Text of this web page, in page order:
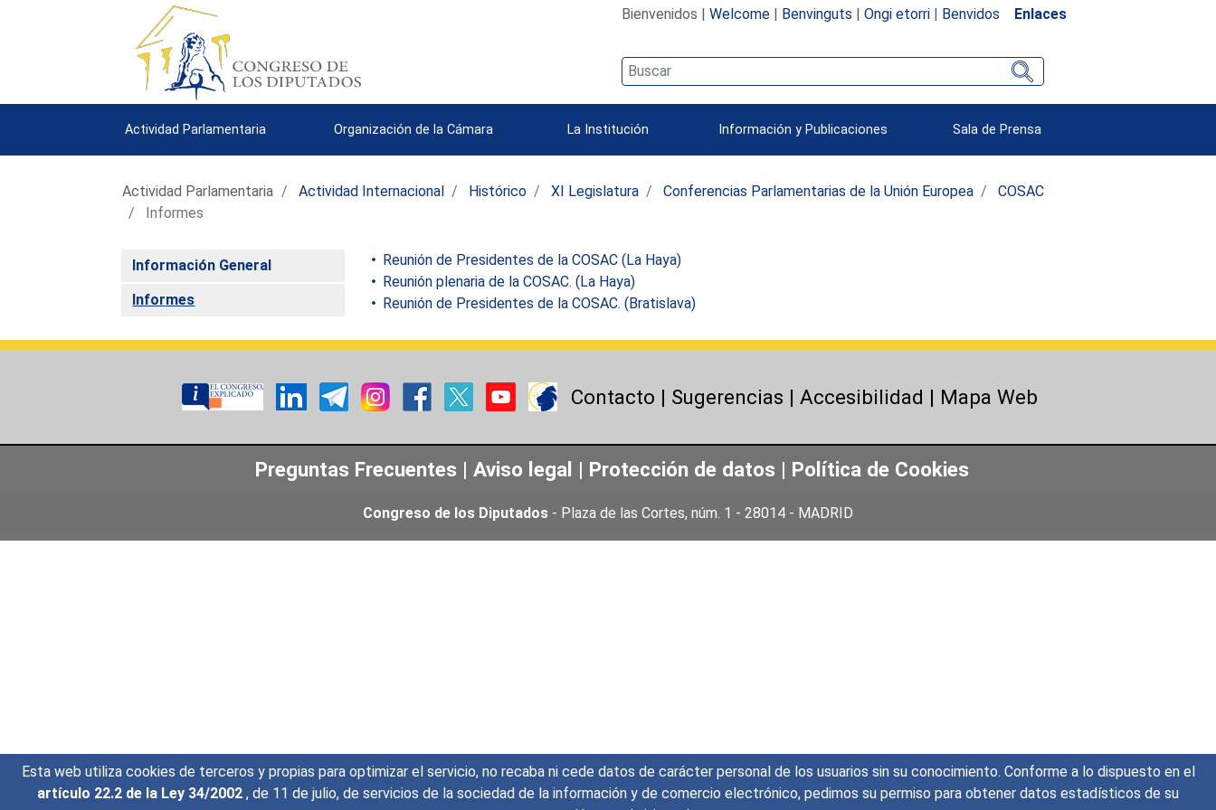
Esta web utiliza cookies de terceros y propias para optimizar el servicio, no recaba ni cede datos de carácter personal de los usuarios sin su conocimiento. Conforme a lo dispuesto en el
artículo 22.2 de la Ley 34/2002 , de 11 de julio, de servicios de la sociedad de la información y de comercio electrónico, pedimos su permiso para obtener datos estadísticos de su
Bienvenidos | Welcome| Benvinguts | Ongi etorri| Benvidos Enlaces
Actividad Parlamentaria Organización de la Cámara La Institución Información y Publicaciones Sala de Prensa
Actividad Parlamentaria Actividad Internacional Histórico XI Legislatura Conferencias Parlamentarias de la Unión Europea
COSAC
Informes
Información General
Informes
Reunión de Presidentes de la COSAC (La Haya)
Reunión plenaria de la COSAC. (La Haya)
Reunión de Presidentes de la COSAC. (Bratislava)
Contacto | Sugerencias | Accesibilidad | Mapa Web
Preguntas Frecuentes | Aviso legal | Protección de datos | Política de Cookies
Congreso de los Diputados- Plaza de las Cortes, núm. 1 - 28014 - MADRID